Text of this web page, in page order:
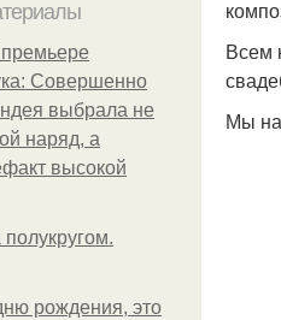
Совершенно
выбрала не
наряд, а
высокой
полукругом.
рождения, это
Всем
Мы